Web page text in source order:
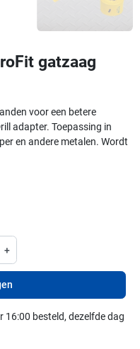
gatzaag
voor een betere
adapter. Toepassing in
en andere metalen. Wordt
+
16:00 besteld, dezelfde dag